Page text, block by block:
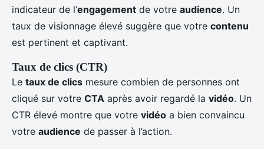
indicateur de l’engagement de votre audience. Un
taux de visionnage élevé suggère que votre contenu
est pertinent et captivant.
Taux de clics (CTR)
Le taux de clics mesure combien de personnes ont
cliqué sur votre CTA après avoir regardé la vidéo. Un
CTR élevé montre que votre vidéo a bien convaincu
votre audience de passer à l’action.